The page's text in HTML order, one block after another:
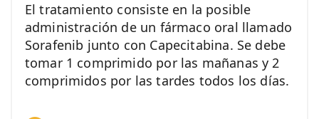
El tratamiento consiste en la posible
administración de un fármaco oral llamado
Sorafenib junto con Capecitabina. Se debe
tomar 1 comprimido por las mañanas y 2
comprimidos por las tardes todos los días.